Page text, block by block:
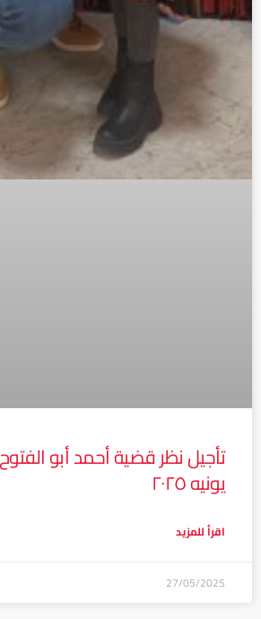
يونيه ٢٠٢٥
اقرأ للمزيد
27/05/2025